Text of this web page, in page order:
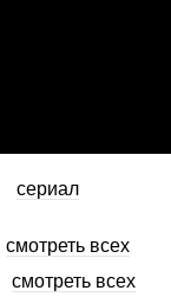
сериал
смотреть всех
смотреть всех